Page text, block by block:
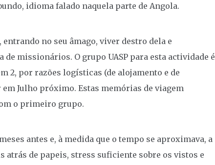
idioma falado naquela parte de Angola.
no seu âmago, viver destro dela e
missionários. O grupo UASP para esta actividade é
2, por razões logísticas (de alojamento e de
em Julho próximo. Estas memórias de viagem
o primeiro grupo.
antes e, à medida que o tempo se aproximava, a
atrás de papeis, stress suficiente sobre os vistos e